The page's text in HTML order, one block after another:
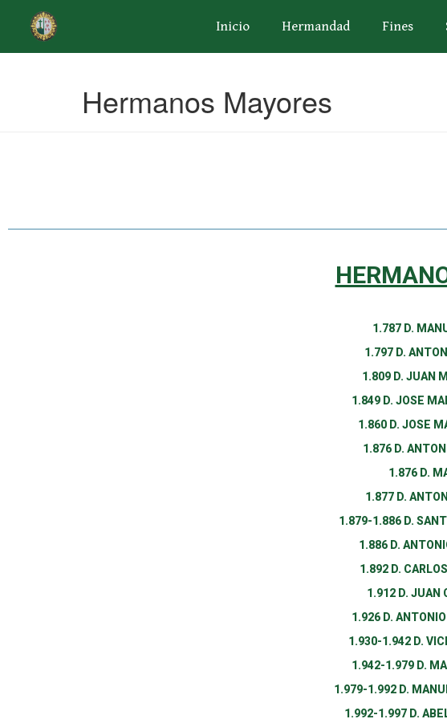
Inicio Hermandad Fines
Hermanos Mayores
1.787 D.
1.797 D.
1.809 D. JUAN
1.849 D. JOSE
1.860 D. JOSE
1.876 D.
1.876 D.
1.877 D.
1.879-1.886 D.
1.886 D.
1.892 D.
1.912 D. JUAN
1.926 D.
1.930-1.942 D.
1.942-1.979 D.
1.979-1.992 D.
1.992-1.997 D.